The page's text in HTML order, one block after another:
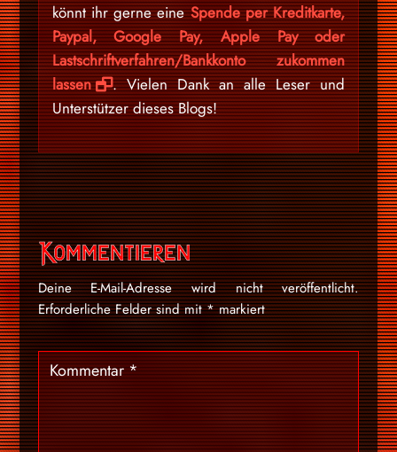
könnt ihr gerne eineSpende per Kreditkarte,
Paypal, Google Pay, Apple Pay oder
Lastschriftverfahren/Bankkonto zukommen
lassen
. Vielen Dank an alle Leser und
Unterstützer dieses Blogs!
Kommentieren
Deine E-Mail-Adresse wird nicht veröffentlicht.
Erforderliche Felder sind mit*markiert